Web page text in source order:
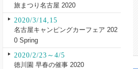
旅まつり名古屋 2020
2020/3/14,15
名古屋キャンピングカーフェア 202
0 Spring
2020/2/23～4/5
徳川園 早春の催事 2020